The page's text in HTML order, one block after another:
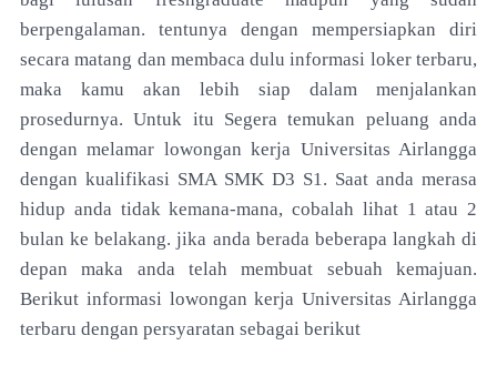
berpengalaman. tentunya dengan mempersiapkan diri
secara matang dan membaca dulu informasi loker terbaru,
maka kamu akan lebih siap dalam menjalankan
prosedurnya. Untuk itu Segera temukan peluang anda
dengan melamar lowongan kerja Universitas Airlangga
dengan kualifikasi SMA SMK D3 S1. Saat anda merasa
hidup anda tidak kemana-mana, cobalah lihat 1 atau 2
bulan ke belakang. jika anda berada beberapa langkah di
depan maka anda telah membuat sebuah kemajuan.
Berikut informasi lowongan kerja Universitas Airlangga
terbaru dengan persyaratan sebagai berikut